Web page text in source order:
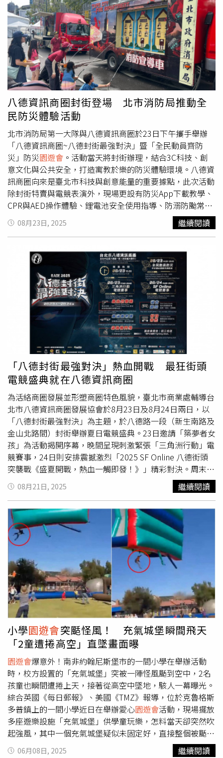
國88」2大商辦案，以及旗下潤隆在高雄苓雅區推出的百億
住宅案「灣流一號」，合計總銷約325億元，推案量比起往
年仍是相當保守。 不過也有建商不畏寒冬，以平價、大規
模開發的茂德，在不景氣中推案戶數不減反增，2025全年
推出2,412戶，比起前年多了353戶，以壓倒性獲得推案戶
數排行第二名，甚至還以全年推案總銷383億元超越愛山
林、長虹等建商，去年指標推案為新北市新莊百億大案「國
王大道KING PARK」。 而去年新挺進戶數排行榜的則有第
三名的新潤，分別在新北市林口和桃園推出「新潤世界都
心」及「新潤-安曼莊園」2大百億案；排名第五的漢皇，指
標案為新北市永和「漢皇River Sky」，總銷210億元；以及
排名第八的麗寶，和以「AI慕光城」一案共同闖入排名的清
景麟與三地開發。漢皇成為去年推案大黑馬，這批黑馬今年
持續狂奔，原透露今年推案450億元，如今再上調至480億
元。左為漢皇董事長孫正乾、右為漢皇副董事長孫鼎翔。
（圖／林榮芳攝） 其中，漢皇本是新北中永和地區建商，
2021年起因跨入北市整合，同時多案進入收割期，再加上
透過政府公辦都更案快速壯大版圖。副董事長孫鼎翔日前表
示，2026年將迎接推案潮，預期共480億元案量，他同時也
預告接下來3~5年案量滿滿，可說是近年竄起最大黑馬。
591新建案總編輯李忠哲分析，去年在政策、資金緊縮等衝
擊下，買氣未見起色，因而導致建商供給大幅收斂。不過觀
察今年上半年，在新北市三重等蛋黃區，仍持續有預售案醞
釀，估計有數百億元的案量蓄勢待發，推案力道絲毫未減。
反觀在高雄楠梓、仁武等區，由於台積電光環褪色，供給、
賣壓等隱憂逐漸浮出水面，消費者也不願買單持續觀望，隨
著央行管制未見鬆綁，再加上土方之亂後續效應，李忠哲認
為，未來「蛋黃熱、蛋殼碎」的兩極化現象將更將嚴峻。
出席這項盛會。王文淵還與吳嘉昭一同逛園遊會，王瑞華與
王瑞瑜也延續傳統參與5000公尺跑步競賽。昨日運動會共
4000餘人參與，吳嘉昭透露，運動會的服裝都是採用南亞
回收保特瓶再製的聚酯纖維，及台化回收漁網再製的尼龍材
料製作而成，這也是企業研發的成果，及環保永續的具體展
現。吳嘉昭指出，大陸石化產能過剩的外溢效應，加上今年
市場遇上美國關稅、中美貿易衝突及台幣升值等不確定因
素，第4季營運可能要再辛苦一下，預期明年營運會比今年
好，真正迎接復甦可能要等到2027年。台塑集團持續推動
產品轉型，鎖定高值化市場，發展差別化產品，提升企業競
爭力。新產業布局上，像是南亞的醫療材料事業，未來會成
立專屬公司，朝醫療領域發展，約1、2年後可看到效益。
八德資訊商圈封街登場 北市消防局推動全
民防災體驗活動
北市消防局第一大隊與八德資訊商圈於23日下午攜手舉辦
「八德資訊商圈~八德封街最強對決」暨「全民動員齊防
災」防災園遊會 。活動當天將封街辦理，結合3C科技、創
意文化與公共安全，打造寓教於樂的防災體驗環境。八德資
訊商圈向來是臺北市科技與創意能量的重要據點，此次活動
除封街特賣與電競表演外，現場更設有防災App下載教學、
CPR與AED操作體驗、鋰電池安全使用指導、防溺防颱常識
互動教學，以及火災與地震模擬應變等多元專區，讓民眾在
遊戲與實作中習得日常必備的安全知識。根據113年統計，
臺北市共發生1,137件火災，造成6人死亡、60人受傷，起
火原因以「電氣因素」居首。隨著行動電源廣泛使用，因充
放電不當或產品品質不佳引發的火災事故頻傳，消防局呼籲
市民朋友，應選擇具安全標章的合格商品，發現電池發熱、
膨脹、變形立即停止使用，避免過度充放電、撞擊或擠壓，
以防範災害發生；第二高起火原因為「爐火烹調」，務必遵
守烹飪時「人離火熄」原則，避免火源無人看管釀成災害。
目前正值颱風季節，市民除應平時提升防災意識，並應提前
做好居家防颱準備，包括清理排水設施、檢查門窗密合度與
穩固性、備妥緊急用品等，確保家園安全。同時，夏季水上
活動民眾為消暑首選，為確保生命安全，務必選擇有救生員
駐守之水域並保持警覺，以防意外發生；消防局建議市民朋
友手機下載「臺北市行動防災App」，就能即時掌握氣象資
訊、水情資訊及所在地災害警示資訊，及早採取行動，以提
升自身及家人之安全保障。
08月23日, 2025 繼續閱讀
「八德封街最強對決」熱血開戰 最狂街頭
電競盛典就在八德資訊商圈
為活絡商圈發展並形塑商圈特色風貌，臺北市商業處輔導台
北市八德資訊商圈發展協會於8月23日及8月24日兩日，以
「八德封街最強對決」為主題，於八德路一段（新生南路及
金山北路間）封街舉辦夏日電競盛典。23日邀請「築夢者女
孩」為活動揭開序幕，晚間呈現刺激緊張「三角洲行動」電
競賽事，24日則安排震撼激烈「2025 SF Online 八德街頭
突襲戰《盛夏開戰，熱血一觸即發！》」精彩對決。周末2
日市集還匯聚超過70攤美食及多元互動攤位，現場民眾熱情
參與各項豐富內容，感受盛夏澎拜活力及電競沸騰熱血。臺
北市政府俞振華副秘書長表示，八德資訊商圈為全臺最具規
模及最具影響力的3C產業重鎮之一，無論是尋找最新3C產
品、專業零組件或維修服務，八德資訊商圈始終為科技愛好
者與專業玩家的第一站。商圈周邊不僅是購物的熱點，更是
經過3期開發的資訊產業專用區，第1期為奠定數位匯聚基礎
的光華數位新天地，第2期為引領創新生活體驗的三創生活
園區及第3期為智慧科技再添動能的全球人壽希望園區，藉
此打造八德資訊商圈全方位3C產業鏈，結合商機與創新，
驅動周邊城市發展，提升產業競爭力，打造數位經濟核心。
台北市八德資訊商圈發展協會蔡若芸理事長表示，為期2日
的活動，除精彩刺激的「三角洲行動」及「2025 SF Online
八德街頭突襲戰《盛夏開戰，熱血一觸即發！》」電競遊戲
比賽外，各電競遊戲攤位也安排豐富互動內容；現場特邀生
存遊戲女神「軍武安妮」與專業教官，帶領民眾正確投擲手
榴彈及使用槍械射擊，完成挑戰還能與YMS Airsoft贊助的高
擬真玩具槍合影留念；活動期間更是匯集超過70攤創意美食
及互動攤位，讓大家邊吃邊喝、邊盡情體驗電競熱血氛圍！
此外，凡於活動現場打卡拍照上傳，並於八德資訊商圈粉專
按讚，即有機會抽中電腦周邊好禮！本次「八德封街最強對
決」活動熱力全開，現場攤位結合電競賽事、趣味挑戰及互
動體驗，有透過健身腳踏車驅動電刷車賽，不只比速度，更
08月21日, 2025 繼續閱讀
小學園遊會突颳怪風！ 充氣城堡瞬間飛天
「2童遭捲高空」直墜畫面曝
園遊會爆意外！南非約翰尼斯堡市的一間小學在舉辦活動
時，校方設置的「充氣城堡」突被一陣怪風颳到空中，2名
孩童也瞬間遭捲上天，接著從高空中墜地，駭人一幕曝光。
綜合英國《每日郵報》、美國《TMZ》報導，位於克魯格斯
多普鎮上的一間小學近日在舉辦愛心園遊會活動，現場擺放
多座遊樂設施「充氣城堡」供學童玩樂，怎料當天卻突然吹
起強風，其中一個充氣城堡疑似未固定好，直接整個被颳到
空中，嚇得目擊者們紛紛驚恐尖叫。更怵目驚心的是，當時
06月08日, 2025 繼續閱讀